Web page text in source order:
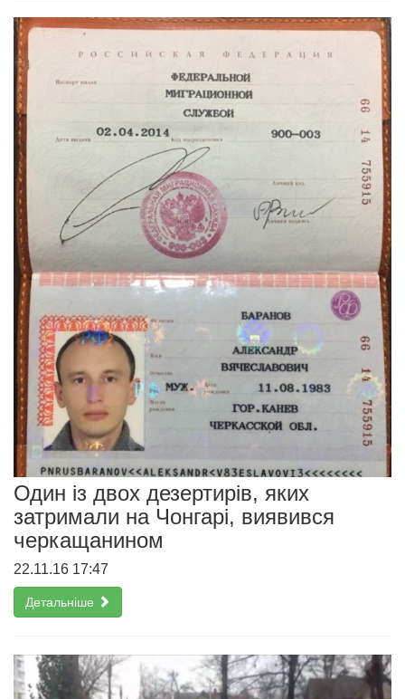
Один із двох дезертирів, яких
затримали на Чонгарі, виявився
черкащанином
22.11.16 17:47
Детальніше